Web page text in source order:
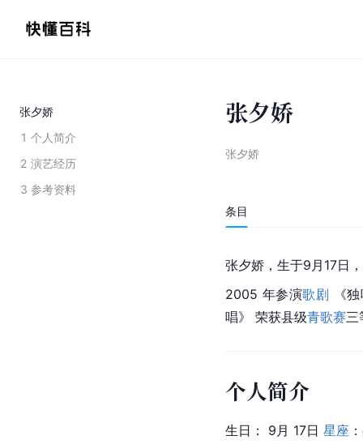
张夕娇
1 个人简介
2 演艺经历
3 参考资料
张夕娇
张夕娇
条目
张夕娇，生于9月17日
2005 年参演歌剧 《
唱》 荣获县级青歌赛三
个人简介
生日： 9月 17日 星座 ：